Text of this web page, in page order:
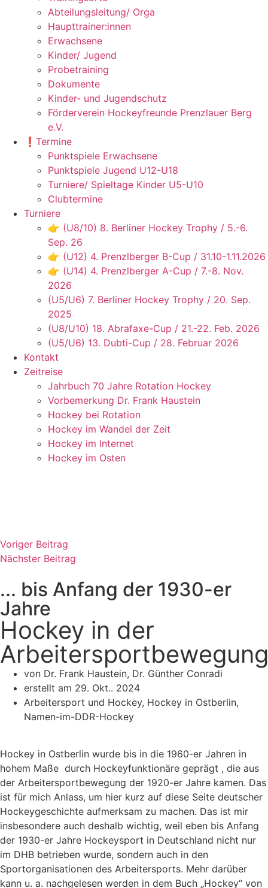
Abteilungsleitung/ Orga
Haupttrainer:innen
Erwachsene
Kinder/ Jugend
Probetraining
Dokumente
Kinder- und Jugendschutz
Förderverein Hockeyfreunde Prenzlauer Berg
e.V.
❗️Termine
Punktspiele Erwachsene
Punktspiele Jugend U12-U18
Turniere/ Spieltage Kinder U5-U10
Clubtermine
Turniere
👉 (U8/10) 8. Berliner Hockey Trophy / 5.-6.
Sep. 26
👉 (U12) 4. Prenzlberger B-Cup / 31.10-1.11.2026
👉 (U14) 4. Prenzlberger A-Cup / 7.-8. Nov.
2026
(U5/U6) 7. Berliner Hockey Trophy / 20. Sep.
2025
(U8/U10) 18. Abrafaxe-Cup / 21.-22. Feb. 2026
(U5/U6) 13. Dubti-Cup / 28. Februar 2026
Kontakt
Zeitreise
Jahrbuch 70 Jahre Rotation Hockey
Vorbemerkung Dr. Frank Haustein
Hockey bei Rotation
Hockey im Wandel der Zeit
Hockey im Internet
Hockey im Osten
Voriger Beitrag
Nächster Beitrag
... bis Anfang der 1930-er
Jahre
Hockey in der
Arbeitersportbewegung
von Dr. Frank Haustein, Dr. Günther Conradi
erstellt am 29. Okt.. 2024
Arbeitersport und Hockey, Hockey in Ostberlin,
Namen-im-DDR-Hockey
Hockey in Ostberlin wurde bis in die 1960-er Jahren in
hohem Maße durch Hockeyfunktionäre geprägt , die aus
der Arbeitersportbewegung der 1920-er Jahre kamen. Das
ist für mich Anlass, um hier kurz auf diese Seite deutscher
Hockeygeschichte aufmerksam zu machen. Das ist mir
insbesondere auch deshalb wichtig, weil eben bis Anfang
der 1930-er Jahre Hockeysport in Deutschland nicht nur
im DHB betrieben wurde, sondern auch in den
Sportorganisationen des Arbeitersports. Mehr darüber
kann u. a. nachgelesen werden in dem Buch „Hockey“ von